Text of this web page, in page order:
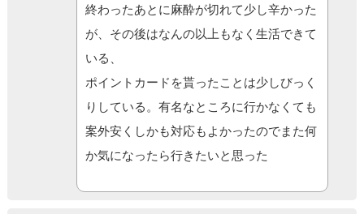
終わったあとに麻酔が切れて少し辛かった
が、その後はなんの以上もなく生活できて
いる、
ポイントカードを貰ったことは少しびっく
りしている。有名なところに行かなくても
案外安くしかも対応もよかったのでまた何
か気になったら行きたいと思った